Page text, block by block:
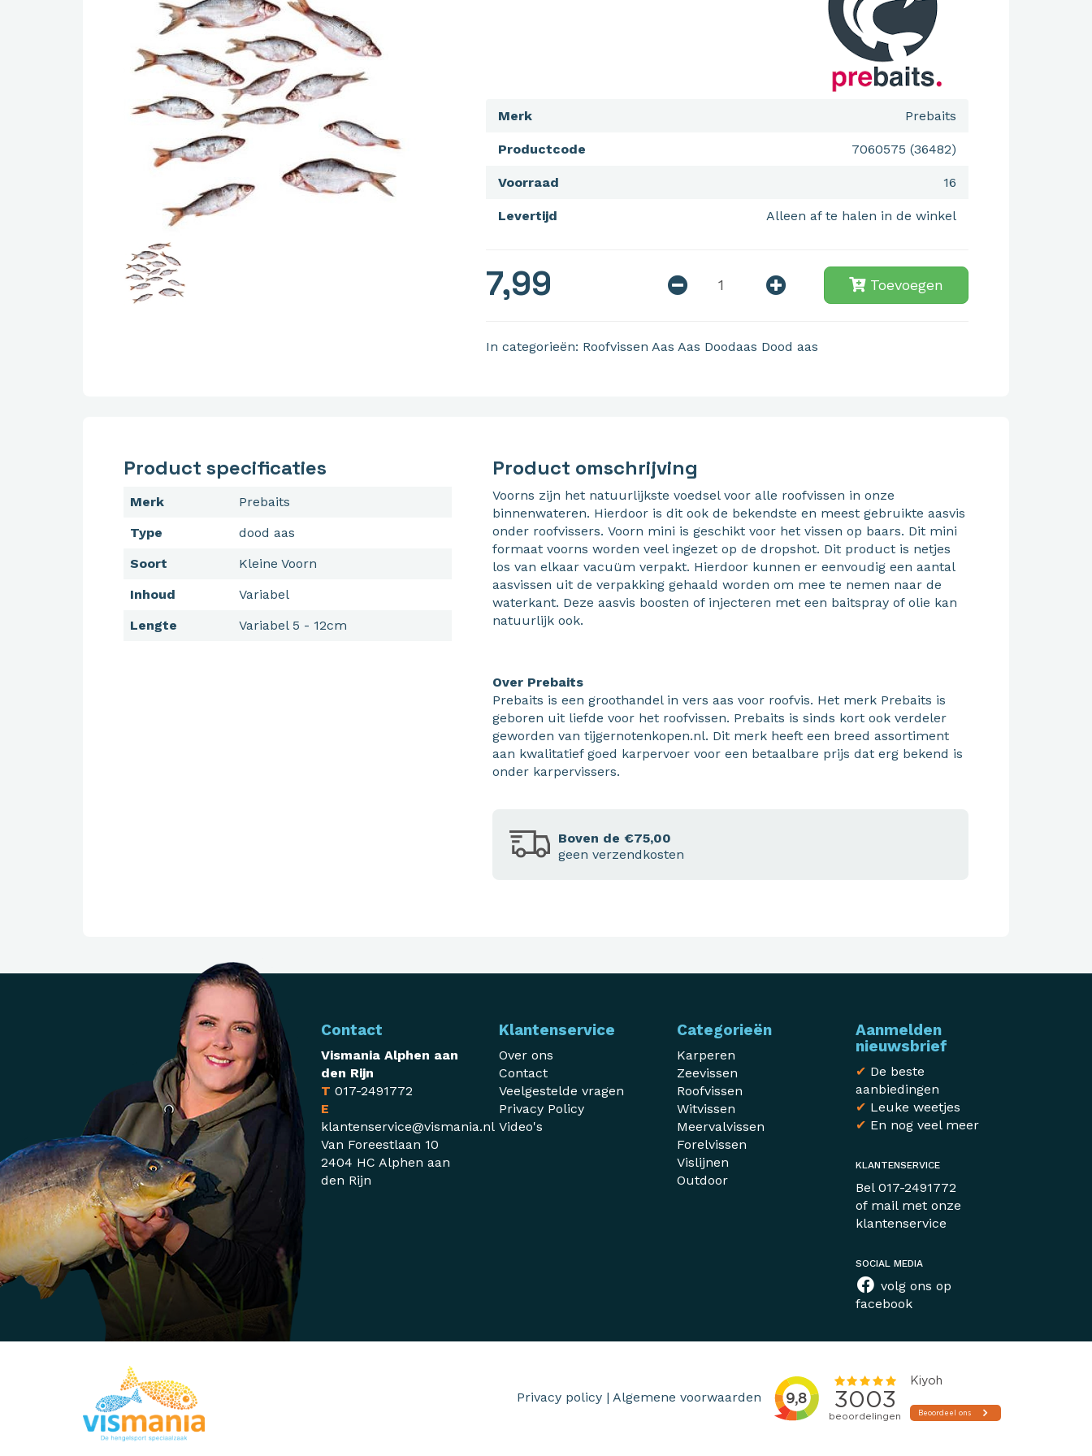
Prebaits
Merk
7060575 (36482)
Productcode
16
Voorraad
Alleen af te halen in de winkel
Levertijd
7,99 Toevoegen
In categorieën: Roofvissen Aas Aas Doodaas Dood aas
Product specificaties
Merk
Prebaits
Type
dood aas
Soort
Kleine Voorn
Inhoud
Variabel
Lengte
Variabel 5 - 12cm
Product omschrijving
Voorns zijn het natuurlijkste voedsel voor alle roofvissen in onze
binnenwateren. Hierdoor is dit ook de bekendste en meest gebruikte aasvis
onder roofvissers.Voorn mini is geschikt voor het vissen op baars. Dit mini
formaat voorns worden veel ingezet op de dropshot. Dit product is netjes
los van elkaar vacuüm verpakt. Hierdoor kunnen er eenvoudig een aantal
aasvissen uit de verpakking gehaald worden om mee te nemen naar de
waterkant. Deze aasvis boosten of injecteren met een baitspray of olie kan
natuurlijk ook.
Over Prebaits
Prebaits is een groothandel in vers aas voor roofvis. Het merk Prebaits is
geboren uit liefde voor het roofvissen. Prebaits is sinds kort ook verdeler
geworden van tijgernotenkopen.nl. Dit merk heeft een breed assortiment
aan kwalitatief goed karpervoer voor een betaalbare prijs dat erg bekend is
onder karpervissers.
Boven de €75,00
geen verzendkosten
Contact
Vismania Alphen aan
den Rijn
T 017-2491772
E
klantenservice@vismania.nl
Van Foreestlaan 10
2404 HC Alphen aan
den Rijn
Klantenservice
Over ons
Contact
Veelgestelde vragen
Privacy Policy
Video's
Categorieën
Karperen
Zeevissen
Roofvissen
Witvissen
Meervalvissen
Forelvissen
Vislijnen
Outdoor
Aanmelden
nieuwsbrief
✔ De beste
aanbiedingen
✔ Leuke weetjes
✔ En nog veel meer
KLANTENSERVICE
Bel 017-2491772
of mail met onze
klantenservice
SOCIAL MEDIA
volg ons op
facebook
Privacy policy | Algemene voorwaarden